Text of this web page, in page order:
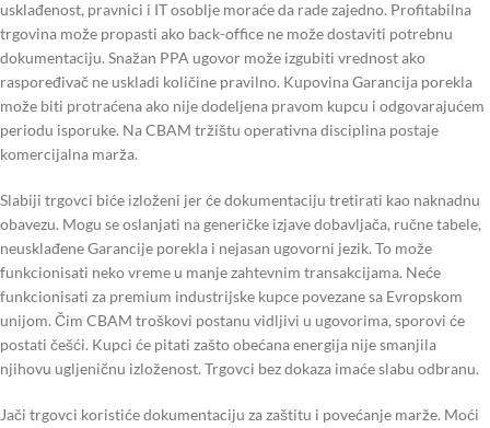
usklađenost, pravnici i IT osoblje moraće da rade zajedno. Profitabilna
trgovina može propasti ako back-office ne može dostaviti potrebnu
dokumentaciju. Snažan PPA ugovor može izgubiti vrednost ako
raspoređivač ne uskladi količine pravilno. Kupovina Garancija porekla
može biti protraćena ako nije dodeljena pravom kupcu i odgovarajućem
periodu isporuke. Na CBAM tržištu operativna disciplina postaje
komercijalna marža.
Slabiji trgovci biće izloženi jer će dokumentaciju tretirati kao naknadnu
obavezu. Mogu se oslanjati na generičke izjave dobavljača, ručne tabele,
neusklađene Garancije porekla i nejasan ugovorni jezik. To može
funkcionisati neko vreme u manje zahtevnim transakcijama. Neće
funkcionisati za premium industrijske kupce povezane sa Evropskom
unijom. Čim CBAM troškovi postanu vidljivi u ugovorima, sporovi će
postati češći. Kupci će pitati zašto obećana energija nije smanjila
njihovu ugljeničnu izloženost. Trgovci bez dokaza imaće slabu odbranu.
Jači trgovci koristiće dokumentaciju za zaštitu i povećanje marže. Moći